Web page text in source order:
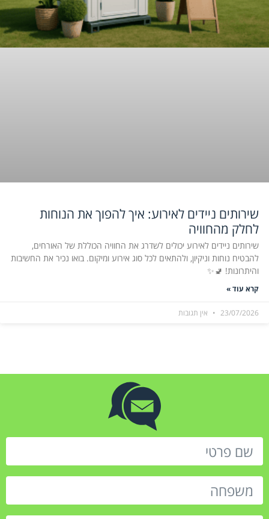
שירותים ניידים לאירוע: איך להפוך את הנוחות
לחלק מהחוויה
שירותים ניידים לאירוע יכולים לשדרג את החוויה הכוללת של האורחים,
להבטיח נוחות וניקיון, ולהתאים לכל סוג אירוע ומיקום. בואו נכיר את החשיבות
והיתרונות! 🚽✨
קרא עוד »
23/07/2026 אין תגובות